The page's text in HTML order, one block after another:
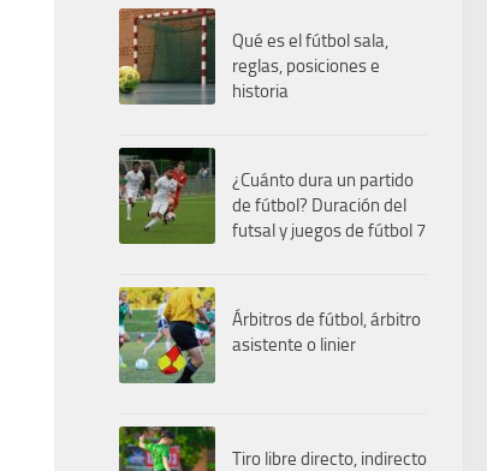
Qué es el fútbol sala,
reglas, posiciones e
historia
¿Cuánto dura un partido
de fútbol? Duración del
futsal y juegos de fútbol 7
Árbitros de fútbol, árbitro
asistente o linier
Tiro libre directo, indirecto